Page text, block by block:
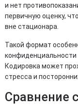
и нет
первичную оценку,
вне стационара.
Такой формат
конфиденциальности
Кодировка может
стресса и
Сравнение